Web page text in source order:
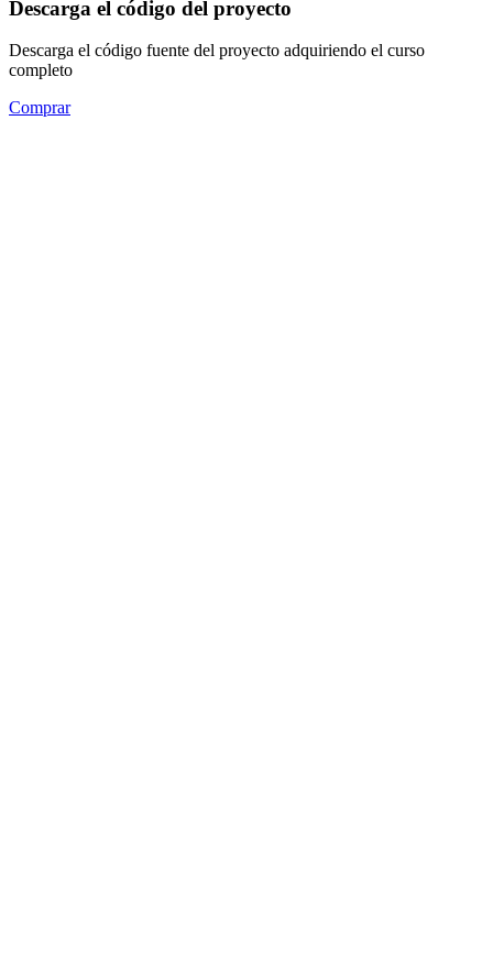
Descarga el código del proyecto
Descarga el código fuente del proyecto adquiriendo el curso
completo
Comprar